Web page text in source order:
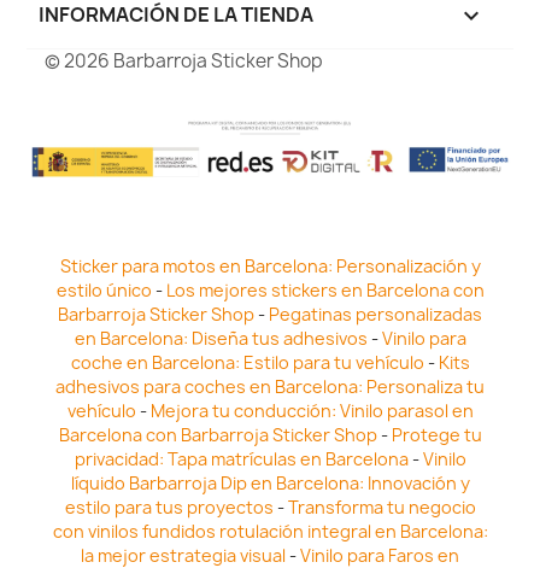
INFORMACIÓN DE LA TIENDA keyboard_arrow_down
© 2026 Barbarroja Sticker Shop
Sticker para motos en Barcelona: Personalización y
estilo único - Los mejores stickers en Barcelona con
Barbarroja Sticker Shop- Pegatinas personalizadas
en Barcelona: Diseña tus adhesivos -Vinilo para
coche en Barcelona: Estilo para tu vehículo - Kits
adhesivos para coches en Barcelona: Personaliza tu
vehículo - Mejora tu conducción: Vinilo parasol en
Barcelona con Barbarroja Sticker Shop- Protege tu
privacidad: Tapa matrículas en Barcelona-Vinilo
líquido Barbarroja Dip en Barcelona: Innovación y
estilo para tus proyectos -Transforma tu negocio
con vinilos fundidos rotulación integral en Barcelona:
la mejor estrategia visual -Vinilo para Faros en